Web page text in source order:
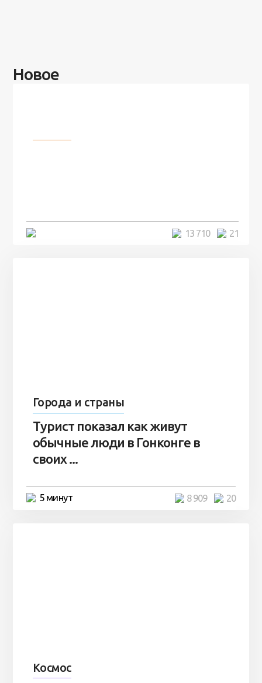
Новое
21
13 710
Города и страны
Турист показал как живут
обычные люди в Гонконге в
своих ...
5 минут 20
8 909
Космос